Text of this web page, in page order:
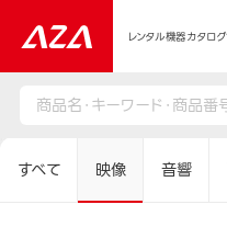
レンタル機器カタログ
すべて 映像 音響